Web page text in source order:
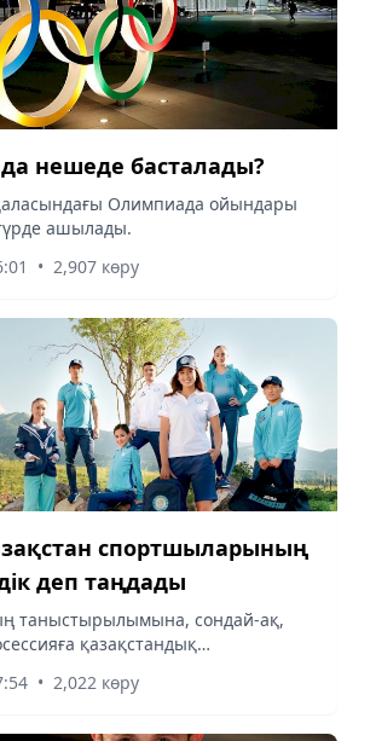
нешеде басталады?
Олимпиада ойындары
ашылады.
• 2,907 көру
спортшыларының
деп таңдады
таныстырылымына, сондай-ақ,
қазақстандық
• 2,022 көру